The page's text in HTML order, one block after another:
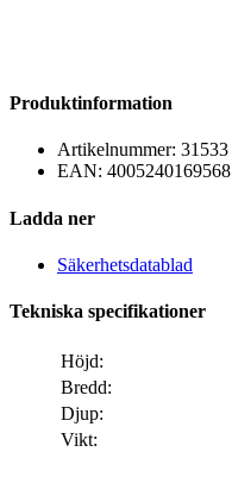
Produktinformation
Artikelnummer: 31533
EAN: 4005240169568
Ladda ner
Säkerhetsdatablad
Tekniska specifikationer
Höjd:
Bredd:
Djup:
Vikt: